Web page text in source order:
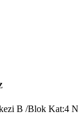
B /Blok Kat:4